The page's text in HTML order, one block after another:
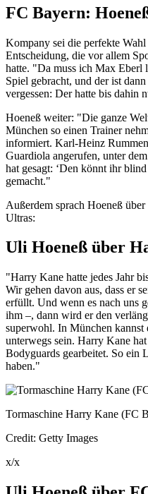
FC Bayern:
Kompany sei die perfekte
Entscheidung, die vor allem
hatte. "Da muss ich Max Eberl
Spiel gebracht, und der ist
vergessen: Der hatte bis dahin
Hoeneß weiter: "Die ganze
München so einen Trainer
informiert. Karl-Heinz
Guardiola angerufen, unter
hat gesagt: ‘Den könnt ihr
gemacht."
Außerdem sprach Hoeneß
Ultras:
Uli Hoeneß über
"Harry Kane hatte jedes Jahr
Wir gehen davon aus, dass er
erfüllt. Und wenn es nach uns
ihm –, dann wird er den
superwohl. In München
unterwegs sein. Harry Kane
Bodyguards gearbeitet. So ein
haben."
Tormaschine Harry Kane (FC
Credit: Getty Images
x/x